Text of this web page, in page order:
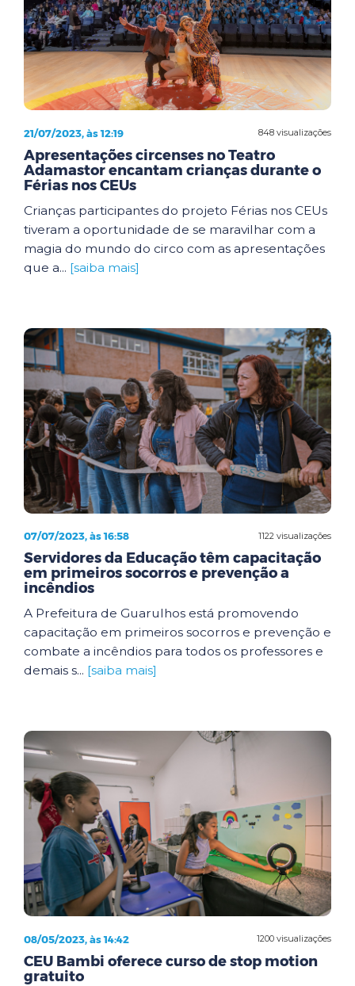
848 visualizações
21/07/2023, às 12:19
Apresentações circenses no Teatro
Adamastor encantam crianças durante o
Férias nos CEUs
Crianças participantes do projeto Férias nos CEUs
tiveram a oportunidade de se maravilhar com a
magia do mundo do circo com as apresentações
que a... [saiba mais]
1122 visualizações
07/07/2023, às 16:58
Servidores da Educação têm capacitação
em primeiros socorros e prevenção a
incêndios
A Prefeitura de Guarulhos está promovendo
capacitação em primeiros socorros e prevenção e
combate a incêndios para todos os professores e
demais s... [saiba mais]
1200 visualizações
08/05/2023, às 14:42
CEU Bambi oferece curso de stop motion
gratuito